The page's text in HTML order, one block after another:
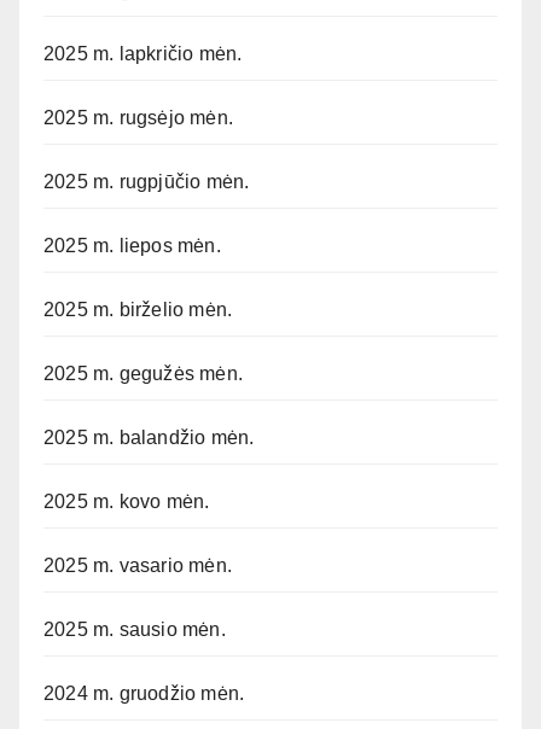
2025 m. lapkričio mėn.
2025 m. rugsėjo mėn.
2025 m. rugpjūčio mėn.
2025 m. liepos mėn.
2025 m. birželio mėn.
2025 m. gegužės mėn.
2025 m. balandžio mėn.
2025 m. kovo mėn.
2025 m. vasario mėn.
2025 m. sausio mėn.
2024 m. gruodžio mėn.